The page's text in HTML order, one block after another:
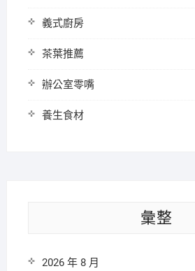
義式廚房
茶葉推薦
辦公室零嘴
養生食材
彙整
2026 年 8 月